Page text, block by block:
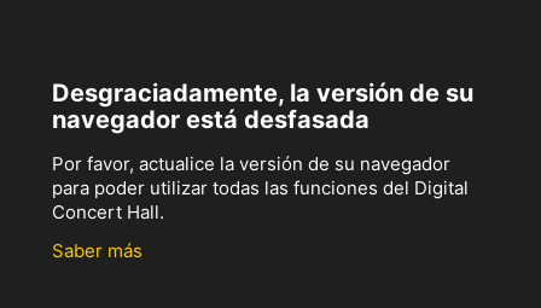
Desgraciadamente, la versión de su
navegador está desfasada
Por favor, actualice la versión de su navegador
para poder utilizar todas las funciones del Digital
Concert Hall.
Saber más